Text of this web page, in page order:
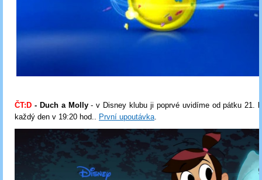
ČT:D - Duch a Molly- v Disney klubu ji poprvé uvidíme od pátku 21.
každý den v 19:20 hod.. První upoutávka.